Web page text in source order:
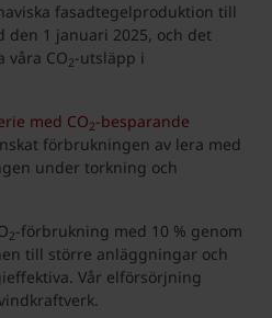
fasadtegelproduktion till
den 1 januari 2025, och det
våra CO2-utsläpp i
med CO2-besparande
förbrukningen av lera med
under torkning och
2-förbrukning med 10 % genom
till större anläggningar och
Vår elförsörjning